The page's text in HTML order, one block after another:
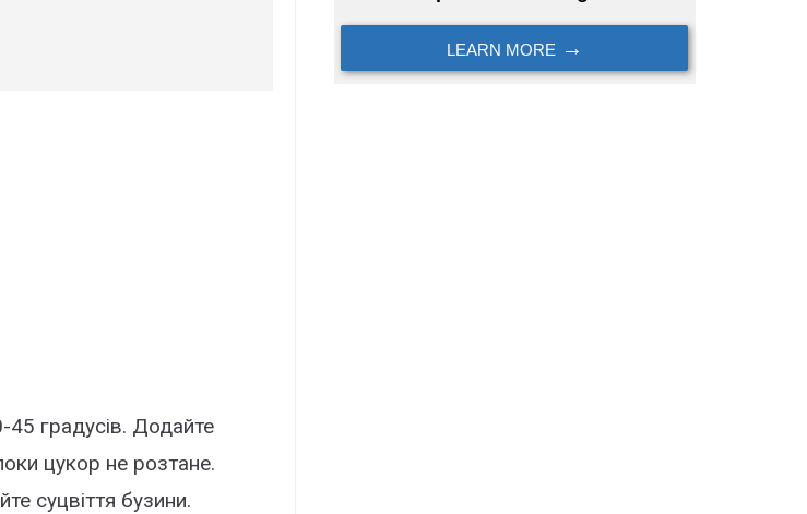
45 градусів. Додайте
цукор не розтане.
суцвіття бузини.